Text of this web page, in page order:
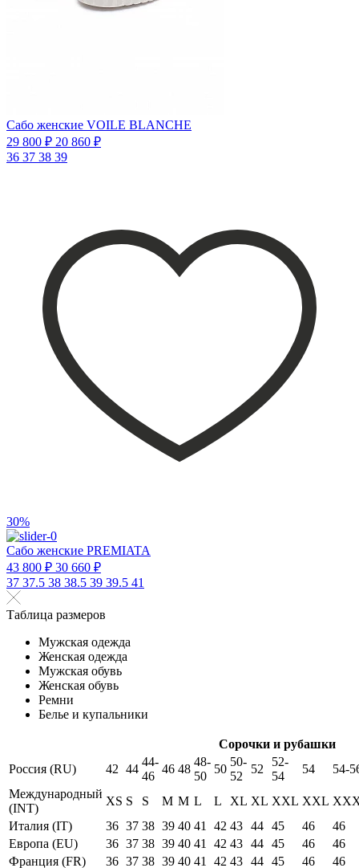
Сабо женские VOILE BLANCHE
29 800 ₽ 20 860 ₽
36 37 38 39
30%
Сабо женские PREMIATA
43 800 ₽ 30 660 ₽
37 37.5 38 38.5 39 39.5 41
Таблица размеров
Мужская одежда
Женская одежда
Мужская обувь
Женская обувь
Ремни
Белье и купальники
Сорочки и рубашки
Россия (RU)
42 44
44-
46
46 48
48-
50
50
50-
52
52
52-
54
54
54-
Международный
(INT)
XS S S M M L L XL XL XXL XXL
Италия (IT)
36 37 38 39 40 41 42 43 44 45 46
46
Европа (EU)
36 37 38 39 40 41 42 43 44 45 46
46
Франция (FR)
36 37 38 39 40 41 42 43 44 45 46
46